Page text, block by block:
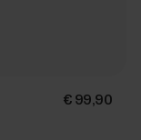
€ 99,90